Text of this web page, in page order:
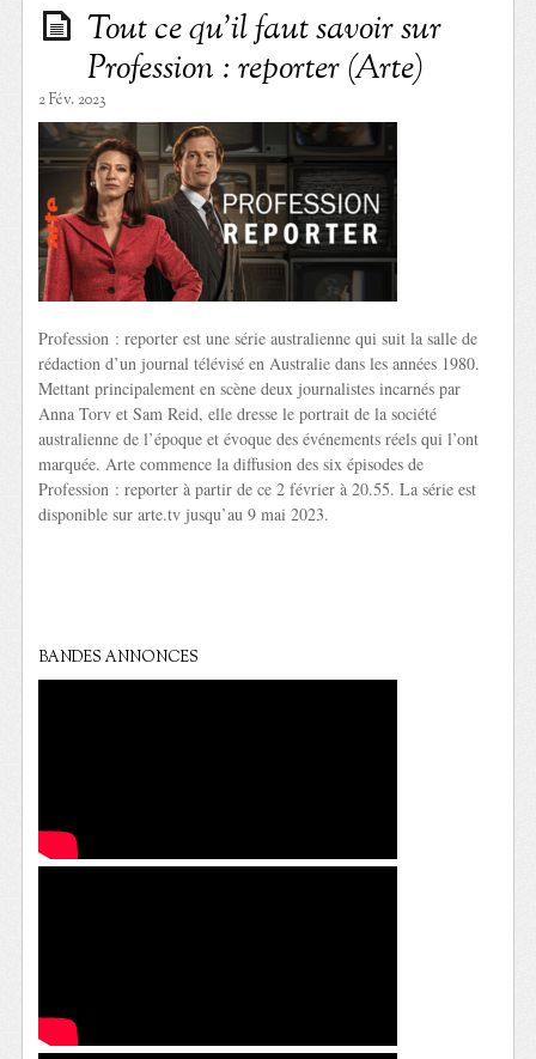
Tout ce qu’il faut savoir sur
Profession : reporter (Arte)
2 Fév. 2023
Profession : reporter est une série australienne qui suit la salle de
rédaction d’un journal télévisé en Australie dans les années 1980.
Mettant principalement en scène deux journalistes incarnés par
Anna Torv et Sam Reid, elle dresse le portrait de la société
australienne de l’époque et évoque des événements réels qui l’ont
marquée. Arte commence la diffusion des six épisodes de
Profession : reporter à partir de ce 2 février à 20.55. La série est
disponible sur arte.tv jusqu’au 9 mai 2023.
BANDES ANNONCES